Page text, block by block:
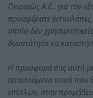
Πειραιώς Α.Ε., για τον
προσφέρατε
οποίο δεν
δυνατότητα να
Η προσφορά σας αυτή
απαιτούμενο ποσό που
επίπλων, στην